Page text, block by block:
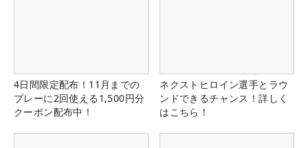
4日間限定配布！11月までの
プレーに2回使える1,500円分
クーポン配布中！
ネクストヒロイン選手とラウ
ンドできるチャンス！詳しく
はこちら！